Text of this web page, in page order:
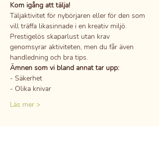
Kom igång att tälja!
Täljaktivitet för nybörjaren eller för den som
vill träffa likasinnade i en kreativ miljö.
Prestigelös skaparlust utan krav
genomsyrar aktiviteten, men du får även
handledning och bra tips.
Ämnen som vi bland annat tar upp:
- Säkerhet
- Olika knivar
Läs mer >